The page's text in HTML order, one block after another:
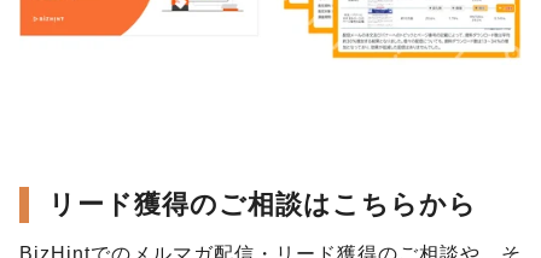
リード獲得のご相談はこちらから
BizHintでのメルマガ配信・リード獲得のご相談や、そ